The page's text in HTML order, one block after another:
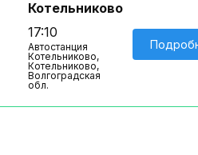
Котельниково
17:10
Автостанция
Котельниково,
Котельниково,
Волгоградская
обл.